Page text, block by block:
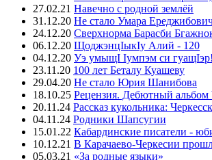
27.02.21 Навечно с родной землёй
31.12.20 Не стало Умара
24.12.20 Сверхнорма Барасби
06.12.20 ЩоджэнцIыкIу Алий - 120
04.12.20 Уэ умыщI Iумпэм си гуащIэр!
23.11.20 100 лет Беталу Куашеву
29.04.20 Не стало Юрия Шанибова
18.10.25 Рецензия. Дебютный
20.11.24 Рассказ кукольника:
04.11.24 Родники Шапсугии
15.01.22 Кабардинские писатели -
10.12.21 В Карачаево-Черкесии
05.03.21 «За родные языки»